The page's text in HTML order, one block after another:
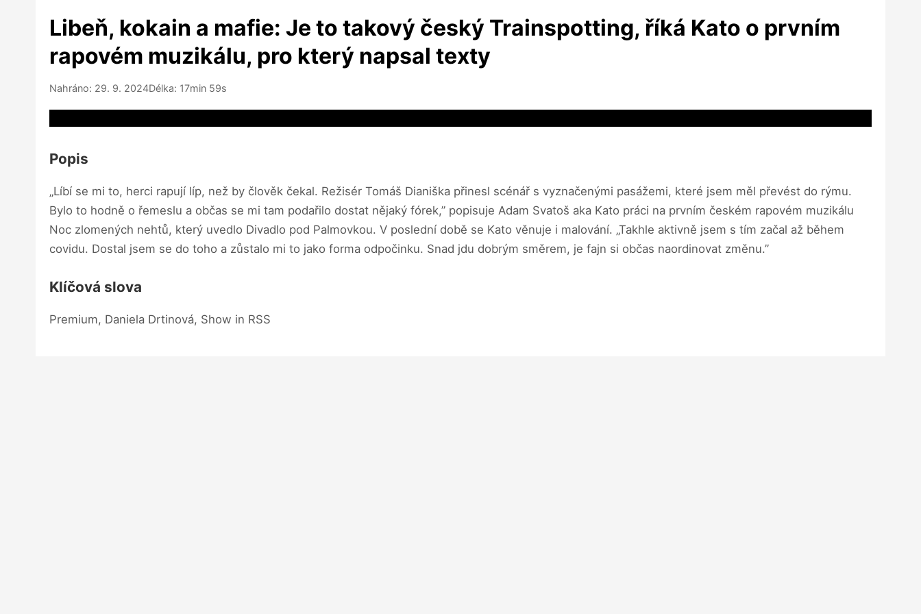
Libeň, kokain a mafie: Je to takový český Trainspotting, říká Kato o prvním
rapovém muzikálu, pro který napsal texty
Nahráno: 29. 9. 2024Délka: 17min 59s
Popis
„Líbí se mi to, herci rapují líp, než by člověk čekal. Režisér Tomáš Dianiška přinesl scénář s vyznačenými pasážemi, které jsem měl převést do rýmu.
Bylo to hodně o řemeslu a občas se mi tam podařilo dostat nějaký fórek,” popisuje Adam Svatoš aka Kato práci na prvním českém rapovém muzikálu
Noc zlomených nehtů, který uvedlo Divadlo pod Palmovkou. V poslední době se Kato věnuje i malování. „Takhle aktivně jsem s tím začal až během
covidu. Dostal jsem se do toho a zůstalo mi to jako forma odpočinku. Snad jdu dobrým směrem, je fajn si občas naordinovat změnu.”
Klíčová slova
Premium, Daniela Drtinová, Show in RSS